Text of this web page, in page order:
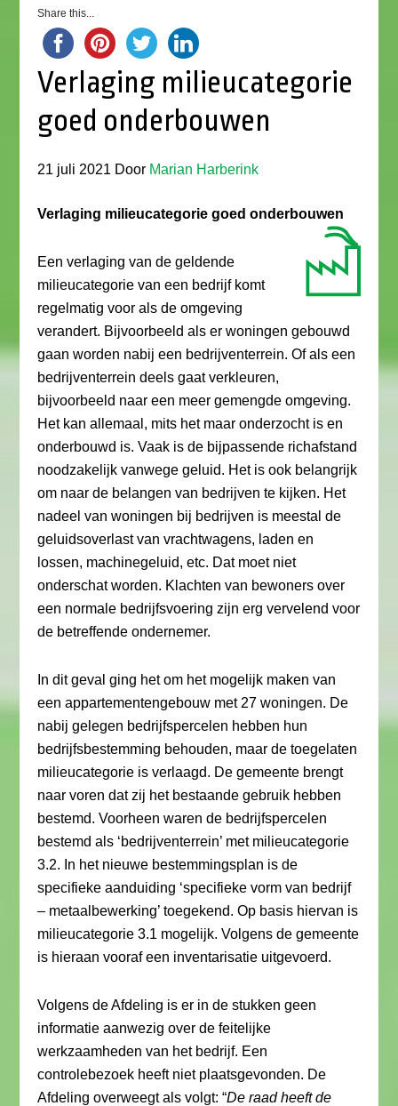
Share this...
Verlaging milieucategorie
goed onderbouwen
21 juli 2021 Door Marian Harberink
Verlaging milieucategorie goed onderbouwen
Een verlaging van de geldende
milieucategorie van een bedrijf komt
regelmatig voor als de omgeving
verandert. Bijvoorbeeld als er woningen gebouwd
gaan worden nabij een bedrijventerrein. Of als een
bedrijventerrein deels gaat verkleuren,
bijvoorbeeld naar een meer gemengde omgeving.
Het kan allemaal, mits het maar onderzocht is en
onderbouwd is. Vaak is de bijpassende richafstand
noodzakelijk vanwege geluid. Het is ook belangrijk
om naar de belangen van bedrijven te kijken. Het
nadeel van woningen bij bedrijven is meestal de
geluidsoverlast van vrachtwagens, laden en
lossen, machinegeluid, etc. Dat moet niet
onderschat worden. Klachten van bewoners over
een normale bedrijfsvoering zijn erg vervelend voor
de betreffende ondernemer.
In dit geval ging het om het mogelijk maken van
een appartementengebouw met 27 woningen. De
nabij gelegen bedrijfspercelen hebben hun
bedrijfsbestemming behouden, maar de toegelaten
milieucategorie is verlaagd. De gemeente brengt
naar voren dat zij het bestaande gebruik hebben
bestemd. Voorheen waren de bedrijfspercelen
bestemd als ‘bedrijventerrein’ met milieucategorie
3.2. In het nieuwe bestemmingsplan is de
specifieke aanduiding ‘specifieke vorm van bedrijf
– metaalbewerking’ toegekend. Op basis hiervan is
milieucategorie 3.1 mogelijk. Volgens de gemeente
is hieraan vooraf een inventarisatie uitgevoerd.
Volgens de Afdeling is er in de stukken geen
informatie aanwezig over de feitelijke
werkzaamheden van het bedrijf. Een
controlebezoek heeft niet plaatsgevonden. De
Afdeling overweegt als volgt: “De raad heeft de